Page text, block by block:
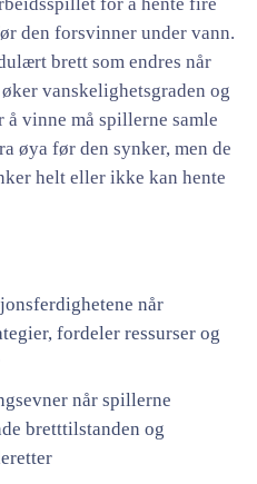
den forsvinner under vann.
brett som endres når
vanskelighetsgraden og
vinne må spillerne samle
øya før den synker, men de
helt eller ikke kan hente
når
fordeler ressurser og
når spillerne
bretttilstanden og